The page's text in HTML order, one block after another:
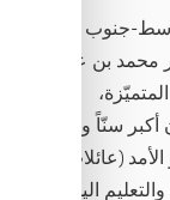
جنوب جدة،
محمد بن عبد
سنّاً وأكثر
(عائلات
اليومي